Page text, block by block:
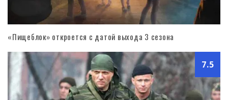
«Пищеблок» откроется с датой выхода 3 сезона
7.5